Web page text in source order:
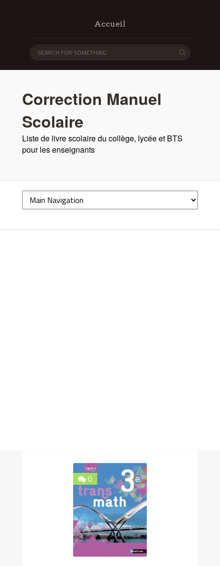
Accueil
Correction Manuel
Scolaire
Liste de livre scolaire du collège, lycée et BTS
pour les enseignants
0